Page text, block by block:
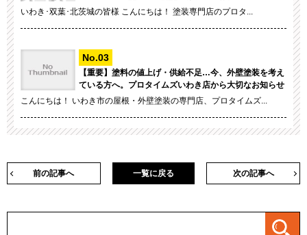
いわき･双葉･北茨城の皆様 こんにちは！ 塗装専門店のプロタ...
【重要】塗料の値上げ・供給不足…今、外壁塗装を考え
ている方へ。プロタイムズいわき店から大切なお知らせ
こんにちは！ いわき市の屋根・外壁塗装の専門店、プロタイムズ...
前の記事へ 次の記事へ
一覧に戻る